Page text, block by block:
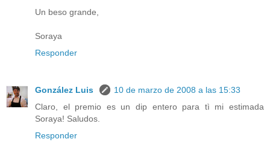
Un beso grande,
Soraya
Responder
González Luis
10 de marzo de 2008 a las 15:33
Claro, el premio es un dip entero para tì mi estimada
Soraya! Saludos.
Responder